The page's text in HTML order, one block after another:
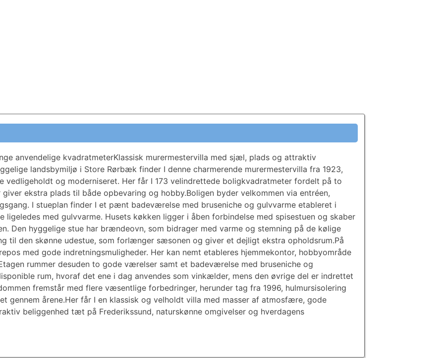
anvendelige kvadratmeterKlassisk murermestervilla med sjæl, plads og attraktiv
landsbymiljø i Store Rørbæk finder I denne charmerende murermestervilla fra 1923,
vedligeholdt og moderniseret. Her får I 173 velindrettede boligkvadratmeter fordelt på to
ekstra plads til både opbevaring og hobby.Boligen byder velkommen via entréen,
I stueplan finder I et pænt badeværelse med bruseniche og gulvvarme etableret i
med gulvvarme. Husets køkken ligger i åben forbindelse med spisestuen og skaber
Den hyggelige stue har brændeovn, som bidrager med varme og stemning på de kølige
til den skønne udestue, som forlænger sæsonen og giver et dejligt ekstra opholdsrum.På
med gode indretningsmuligheder. Her kan nemt etableres hjemmekontor, hobbyområde
rummer desuden to gode værelser samt et badeværelse med bruseniche og
rum, hvoraf det ene i dag anvendes som vinkælder, mens den øvrige del er indrettet
fremstår med flere væsentlige forbedringer, herunder tag fra 1996, hulmursisolering
gennem årene.Her får I en klassisk og velholdt villa med masser af atmosfære, gode
beliggenhed tæt på Frederikssund, naturskønne omgivelser og hverdagens